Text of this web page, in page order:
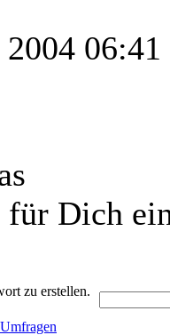
2004 06:41
für Dich
zu erstellen.
Umfragen